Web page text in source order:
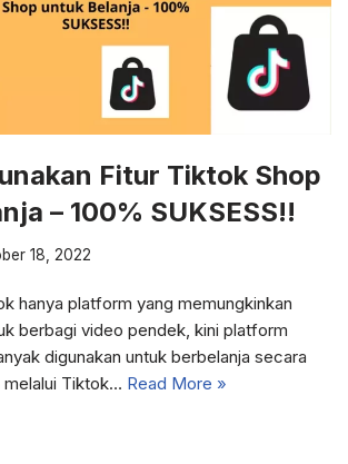
Fitur Tiktok Shop
– 100% SUKSESS!!
18, 2022
hanya platform yang memungkinkan
berbagi video pendek, kini platform
digunakan untuk berbelanja secara
melalui Tiktok… Read More »